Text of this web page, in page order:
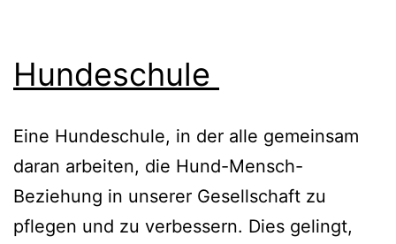
Hundeschule
Eine Hundeschule, in der alle gemeinsam
daran arbeiten, die Hund-Mensch-
Beziehung in unserer Gesellschaft zu
pflegen und zu verbessern. Dies gelingt,